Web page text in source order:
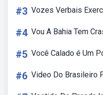
#3 Vozes Verbais
#4 Vou A Bahia Tem
#5 Você Calado é Um
#6 Video Do Brasileiro